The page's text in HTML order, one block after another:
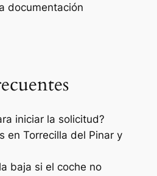
documentación
iniciar la solicitud?
en Torrecilla del Pinar y
baja si el coche no